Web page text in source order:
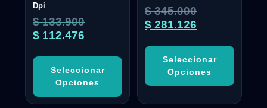
Dpi
$133.900
$ 112.476
Seleccionar
Opciones
$345.000
$ 281.126
Seleccionar
Opciones